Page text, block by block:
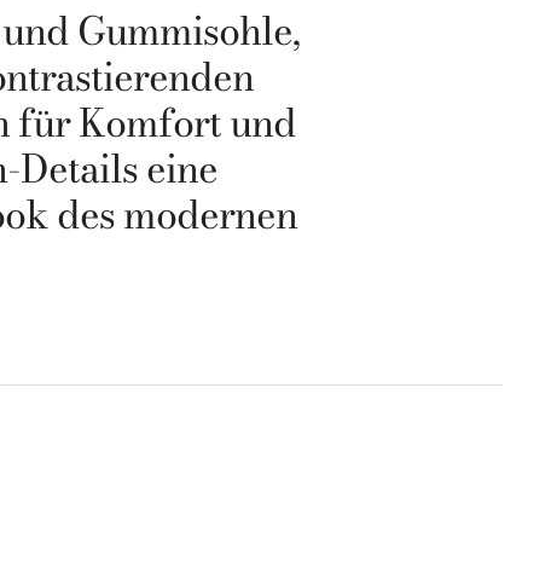
Gummisohle,
für Komfort und
Details eine
des modernen